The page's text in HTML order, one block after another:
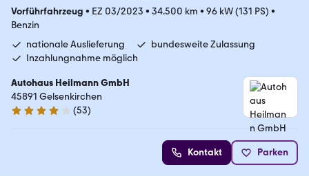
Vorführfahrzeug • EZ 03/2023 • 34.500 km • 96 kW (131 PS) •
Benzin
nationale Auslieferung
bundesweite Zulassung
Inzahlungnahme möglich
Autohaus Heilmann GmbH
45891 Gelsenkirchen
4.2 Sterne
(53)
Kontakt Parken